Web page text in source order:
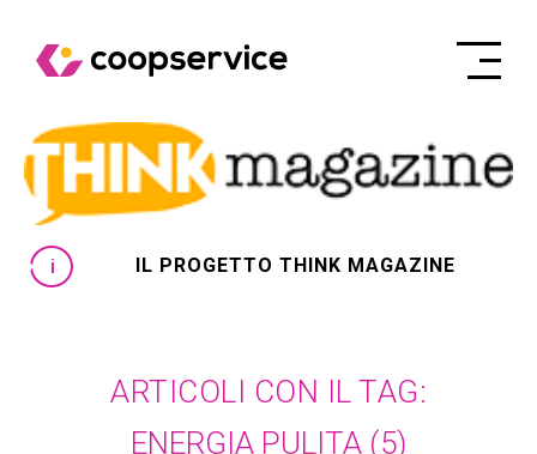
IL PROGETTO THINK MAGAZINE
ENERGIA PULITA (5)
ARTICOLI CON IL TAG: